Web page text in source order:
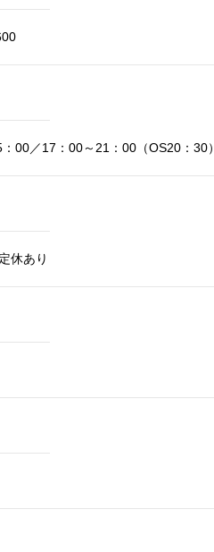
00／17：00～21：00（OS20：30）
休あり